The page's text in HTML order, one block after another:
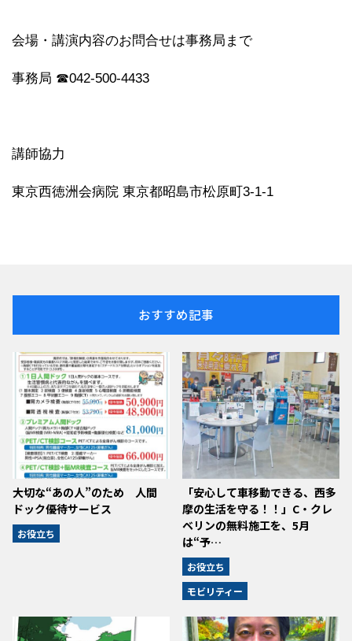
会場・講演内容のお問合せは事務局まで
事務局 ☎042-500-4433
講師協力
東京西徳洲会病院 東京都昭島市松原町3-1-1
おすすめ記事
大切な“あの人”のため 人間
ドック優待サービス
お役立ち
「安心して車移動できる、西多
摩の生活を守る！！」C・クレ
ベリンの無料施工を、5月
は“予…
お役立ち
モビリティー